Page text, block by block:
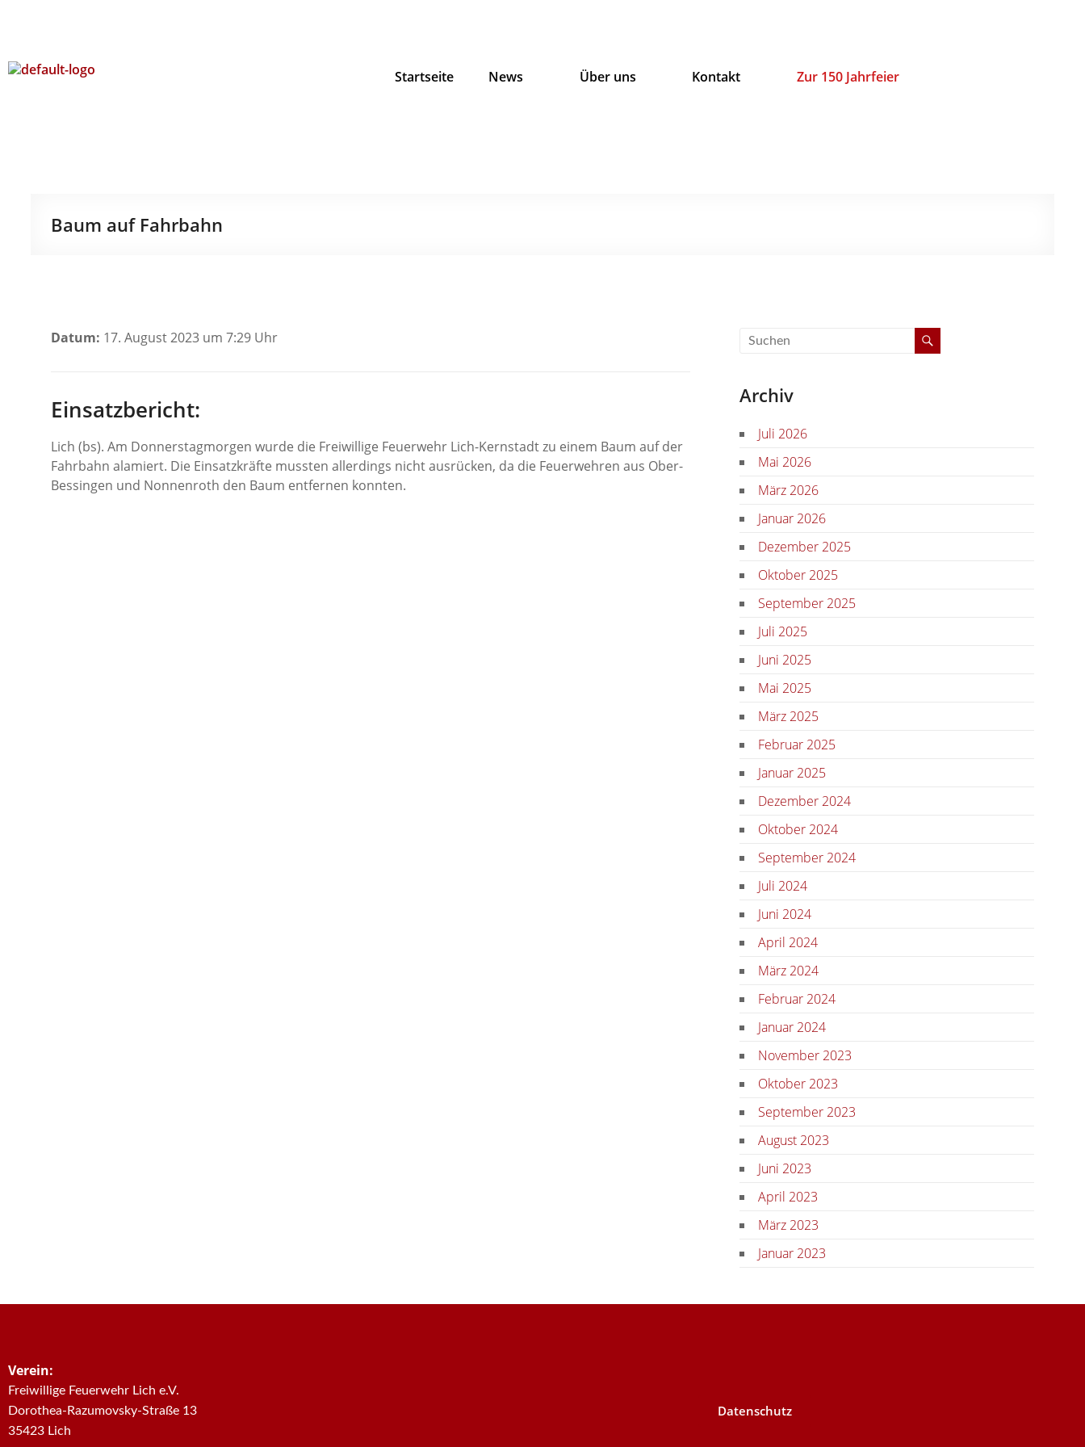
Startseite News Über uns Kontakt Zur 150 Jahrfeier
Baum auf Fahrbahn
Datum: 17. August 2023 um 7:29 Uhr
Einsatzbericht:
Lich (bs). Am Donnerstagmorgen wurde die Freiwillige Feuerwehr Lich-Kernstadt zu einem Baum auf der
Fahrbahn alamiert. Die Einsatzkräfte mussten allerdings nicht ausrücken, da die Feuerwehren aus Ober-
Bessingen und Nonnenroth den Baum entfernen konnten.
Archiv
Juli 2026
Mai 2026
März 2026
Januar 2026
Dezember 2025
Oktober 2025
September 2025
Juli 2025
Juni 2025
Mai 2025
März 2025
Februar 2025
Januar 2025
Dezember 2024
Oktober 2024
September 2024
Juli 2024
Juni 2024
April 2024
März 2024
Februar 2024
Januar 2024
November 2023
Oktober 2023
September 2023
August 2023
Juni 2023
April 2023
März 2023
Januar 2023
Verein:
Freiwillige Feuerwehr Lich e.V.
Dorothea-Razumovsky-Straße 13
35423 Lich
Datenschutz